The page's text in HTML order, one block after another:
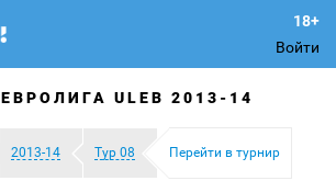
Войти
ЕВРОЛИГА ULEB 2013-14
2013-14 Тур 08 Перейти в турнир